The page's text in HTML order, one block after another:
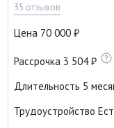
35 отзывов
Цена 70 000
Рассрочка 3 504
Длительность 5
Трудоустройство